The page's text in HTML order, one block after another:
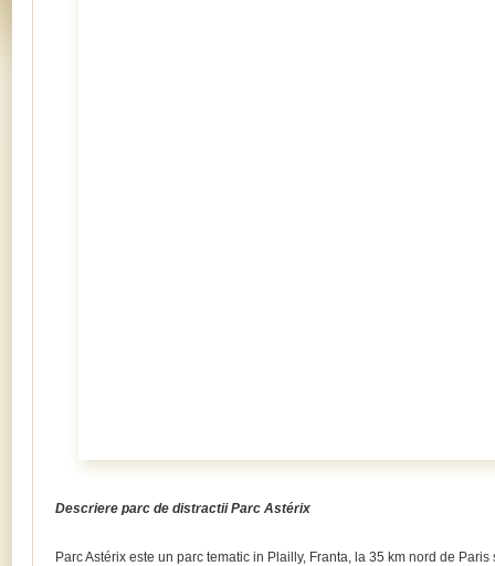
Descriere parc de distractii Parc Astérix
Parc Astérix este un parc tematic in Plailly, Franta, la 35 km nord de